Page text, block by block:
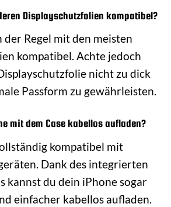
Displayschutzfolien kompatibel?
der Regel mit den meisten
kompatibel. Achte jedoch
nicht zu dick
Passform zu gewährleisten.
mit dem Case kabellos aufladen?
kompatibel mit
Dank des integrierten
kannst du dein iPhone sogar
einfacher kabellos aufladen.